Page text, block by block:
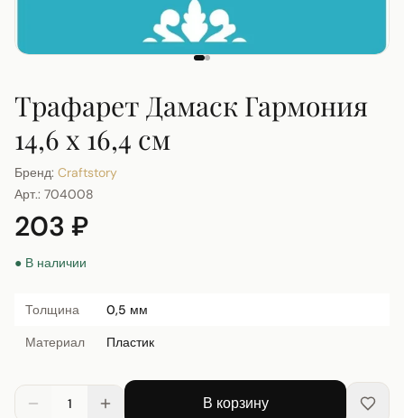
Трафарет Дамаск Гармония
14,6 х 16,4 см
Бренд: Craftstory
Арт.: 704008
203 ₽
● В наличии
Толщина
0,5 мм
Материал
Пластик
1 В корзину